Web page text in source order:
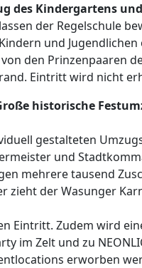
des Kindergartens
der Regelschule
und
den Prinzenpaaren
Eintritt wird nicht
historische
gestalteten
und
mehrere tausend
zieht der Wasunger
Eintritt. Zudem wird
im Zelt und zu
erworben